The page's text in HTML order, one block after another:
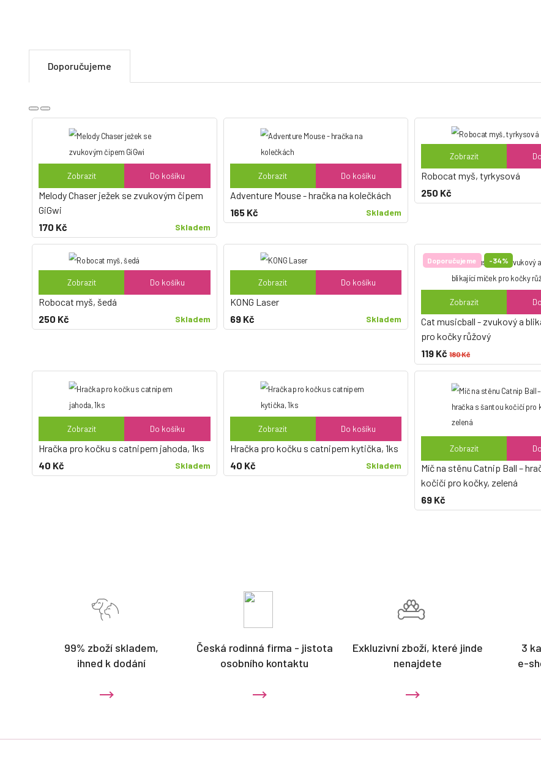
Doporučujeme
Zobrazit Do košíku
Melody Chaser ježek se zvukovým čipem
GiGwi
170 Kč
Skladem
Zobrazit Do košíku
Adventure Mouse - hračka na kolečkách
165 Kč
Skladem
Zobrazit
Robocat myš, tyrkysová
250 Kč
Zobrazit Do košíku
Robocat myš, šedá
250 Kč
Skladem
Zobrazit Do košíku
KONG Laser
69 Kč
Skladem
Doporučujeme -34%
Zobrazit
Cat musicball - zvukový a
pro kočky růžový
119 Kč 180 Kč
Zobrazit Do košíku
Hračka pro kočku s catnipem jahoda, 1ks
40 Kč
Skladem
Zobrazit Do košíku
Hračka pro kočku s catnipem kytička, 1ks
40 Kč
Skladem
Zobrazit
Míč na stěnu Catnip Ball –
kočičí pro kočky, zelená
69 Kč
99% zboží skladem,
ihned k dodání
Česká rodinná firma - jistota
osobního kontaktu
Exkluzivní zboží, které jinde
nenajdete
3
e-